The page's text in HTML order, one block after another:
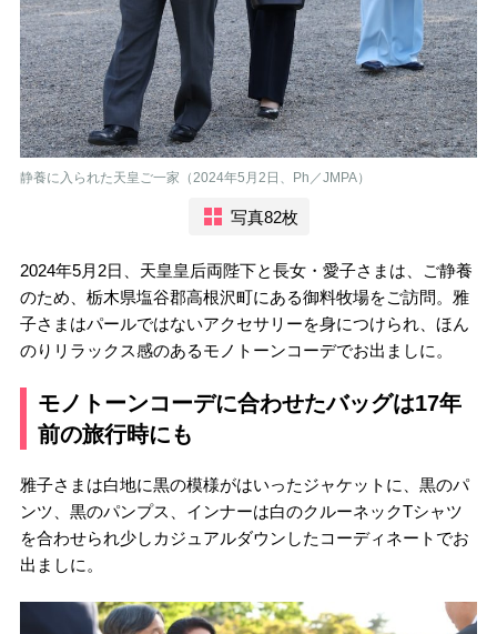
静養に入られた天皇ご一家（2024年5月2日、Ph／JMPA）
写真82枚
2024年5月2日、天皇皇后両陛下と長女・愛子さまは、ご静養
のため、栃木県塩谷郡高根沢町にある御料牧場をご訪問。雅
子さまはパールではないアクセサリーを身につけられ、ほん
のりリラックス感のあるモノトーンコーデでお出ましに。
モノトーンコーデに合わせたバッグは17年
前の旅行時にも
雅子さまは白地に黒の模様がはいったジャケットに、黒のパ
ンツ、黒のパンプス、インナーは白のクルーネックTシャツ
を合わせられ少しカジュアルダウンしたコーディネートでお
出ましに。